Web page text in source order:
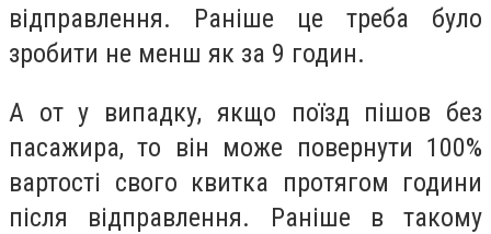
відправлення. Раніше це треба було
зробити не менш як за 9 годин.
А от у випадку, якщо поїзд пішов без
пасажира, то він може повернути 100%
вартості свого квитка протягом години
після відправлення. Раніше в такому